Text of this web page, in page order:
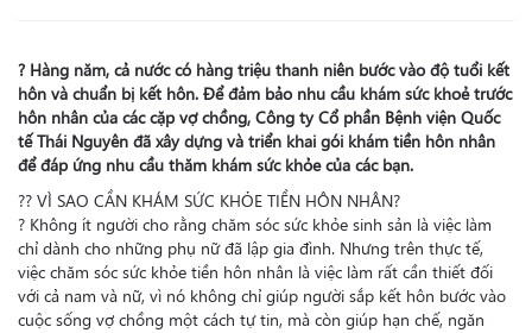
? Hàng năm, cả nước có hàng triệu thanh niên bước vào độ tuổi kết
hôn và chuẩn bị kết hôn. Để đảm bảo nhu cầu khám sức khoẻ trước
hôn nhân của các cặp vợ chồng, Công ty Cổ phần Bệnh viện Quốc
tế Thái Nguyên đã xây dựng và triển khai gói khám tiền hôn nhân
để đáp ứng nhu cầu thăm khám sức khỏe của các bạn.
?? VÌ SAO CẦN KHÁM SỨC KHỎE TIỀN HÔN NHÂN?
? Không ít người cho rằng chăm sóc sức khỏe sinh sản là việc làm
chỉ dành cho những phụ nữ đã lập gia đình. Nhưng trên thực tế,
việc chăm sóc sức khỏe tiền hôn nhân là việc làm rất cần thiết đối
với cả nam và nữ, vì nó không chỉ giúp người sắp kết hôn bước vào
cuộc sống vợ chồng một cách tự tin, mà còn giúp hạn chế, ngăn